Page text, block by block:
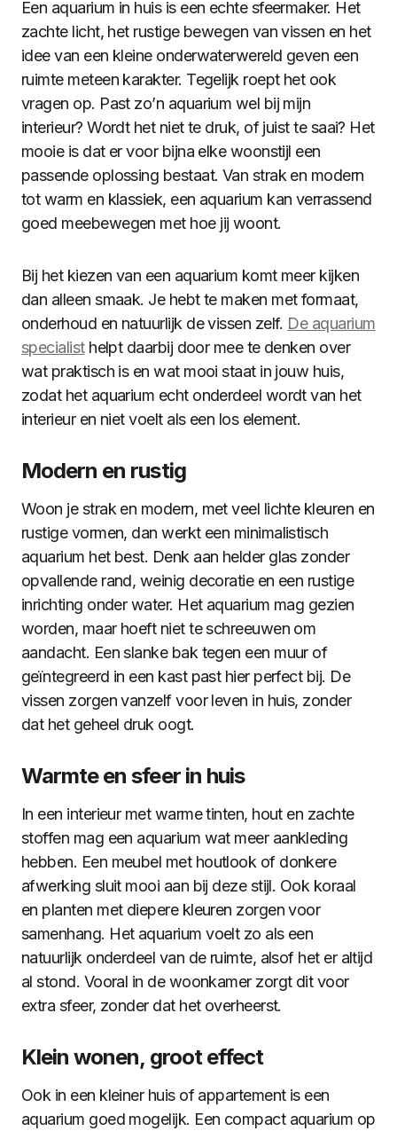
Een aquarium in huis is een echte sfeermaker. Het
zachte licht, het rustige bewegen van vissen en het
idee van een kleine onderwaterwereld geven een
ruimte meteen karakter. Tegelijk roept het ook
vragen op. Past zo’n aquarium wel bij mijn
interieur? Wordt het niet te druk, of juist te saai? Het
mooie is dat er voor bijna elke woonstijl een
passende oplossing bestaat. Van strak en modern
tot warm en klassiek, een aquarium kan verrassend
goed meebewegen met hoe jij woont.
Bij het kiezen van een aquarium komt meer kijken
dan alleen smaak. Je hebt te maken met formaat,
onderhoud en natuurlijk de vissen zelf. De aquarium
specialisthelpt daarbij door mee te denken over
wat praktisch is en wat mooi staat in jouw huis,
zodat het aquarium echt onderdeel wordt van het
interieur en niet voelt als een los element.
Modern en rustig
Woon je strak en modern, met veel lichte kleuren en
rustige vormen, dan werkt een minimalistisch
aquarium het best. Denk aan helder glas zonder
opvallende rand, weinig decoratie en een rustige
inrichting onder water. Het aquarium mag gezien
worden, maar hoeft niet te schreeuwen om
aandacht. Een slanke bak tegen een muur of
geïntegreerd in een kast past hier perfect bij. De
vissen zorgen vanzelf voor leven in huis, zonder
dat het geheel druk oogt.
Warmte en sfeer in huis
In een interieur met warme tinten, hout en zachte
stoffen mag een aquarium wat meer aankleding
hebben. Een meubel met houtlook of donkere
afwerking sluit mooi aan bij deze stijl. Ook koraal
en planten met diepere kleuren zorgen voor
samenhang. Het aquarium voelt zo als een
natuurlijk onderdeel van de ruimte, alsof het er altijd
al stond. Vooral in de woonkamer zorgt dit voor
extra sfeer, zonder dat het overheerst.
Klein wonen, groot effect
Ook in een kleiner huis of appartement is een
aquarium goed mogelijk. Een compact aquarium op